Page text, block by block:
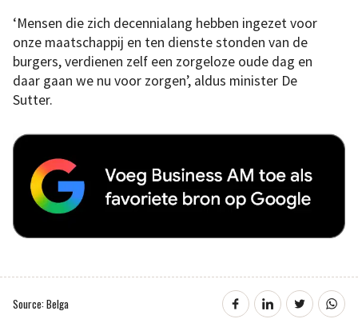
‘Mensen die zich decennialang hebben ingezet voor
onze maatschappij en ten dienste stonden van de
burgers, verdienen zelf een zorgeloze oude dag en
daar gaan we nu voor zorgen’, aldus minister De
Sutter.
Source: Belga